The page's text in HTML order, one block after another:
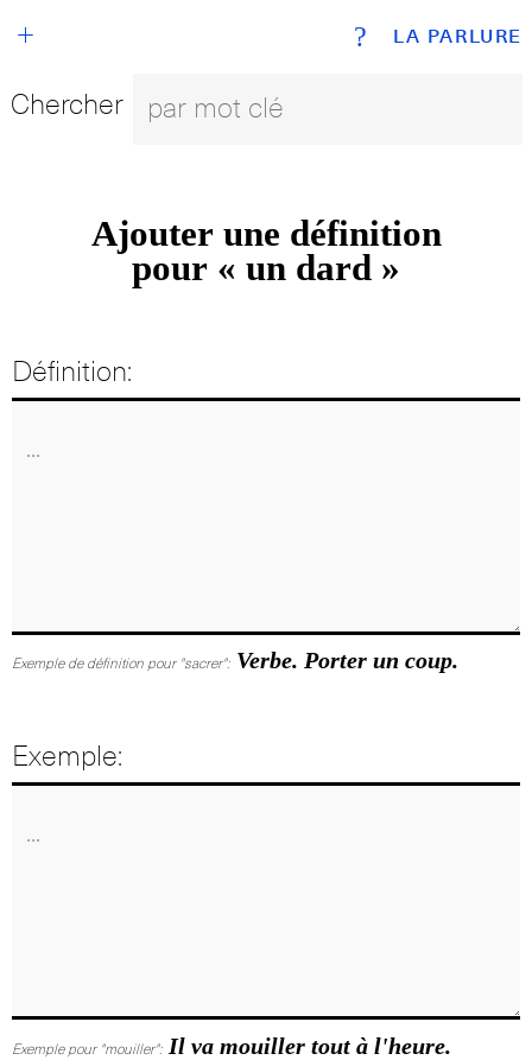
LA PARLURE
+ ?
Chercher
Ajouter une définition
pour « un dard »
Définition:
Exemple de définition pour "sacrer": Verbe. Porter un coup.
Exemple:
Exemple pour "mouiller": Il va mouiller tout à l'heure.